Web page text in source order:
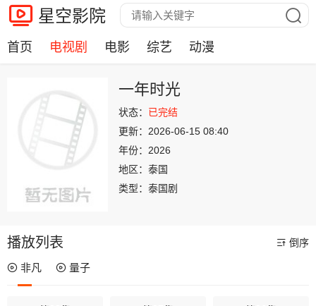
星空影院
首页 电视剧 电影 综艺 动漫
一年时光
状态： 已完结
更新： 2026-06-15 08:40
年份： 2026
地区： 泰国
类型： 泰国剧
播放列表 倒序
非凡 量子